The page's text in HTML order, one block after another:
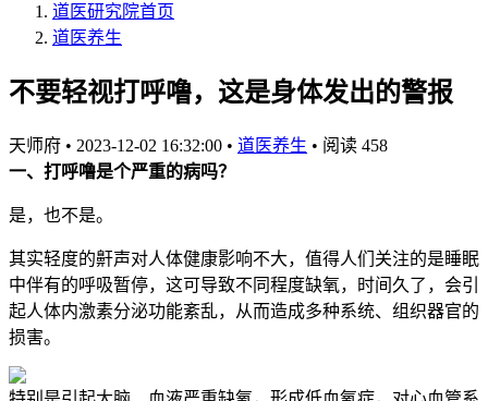
道医研究院首页
道医养生
不要轻视打呼噜，这是身体发出的警报
天师府 • 2023-12-02 16:32:00 • 道医养生 • 阅读 458
一、打呼噜是个严重的病吗？
是，也不是。
其实轻度的鼾声对人体健康影响不大，值得人们关注的是睡眠
中伴有的呼吸暂停，这可导致不同程度缺氧，时间久了，会引
起人体内激素分泌功能紊乱，从而造成多种系统、组织器官的
损害。